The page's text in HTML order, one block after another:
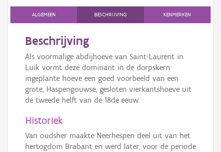
ALGEMEEN BESCHRIJVING KENMERKEN
Beschrijving
Als voormalige abdijhoeve van Saint-Laurent in
Luik vormt deze dominant in de dorpskern
ingeplante hoeve een goed voorbeeld van een
grote, Haspengouwse, gesloten vierkantshoeve uit
de tweede helft van de 18de eeuw.
Historiek
Van oudsher maakte Neerhespen deel uit van het
hertogdom Brabant en werd later, voor de periode